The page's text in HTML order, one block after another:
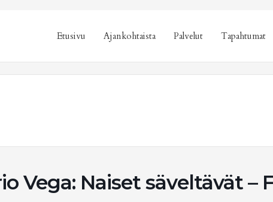
Etusivu Ajankohtaista Palvelut Tapahtumat
Vega: Naiset säveltävät –